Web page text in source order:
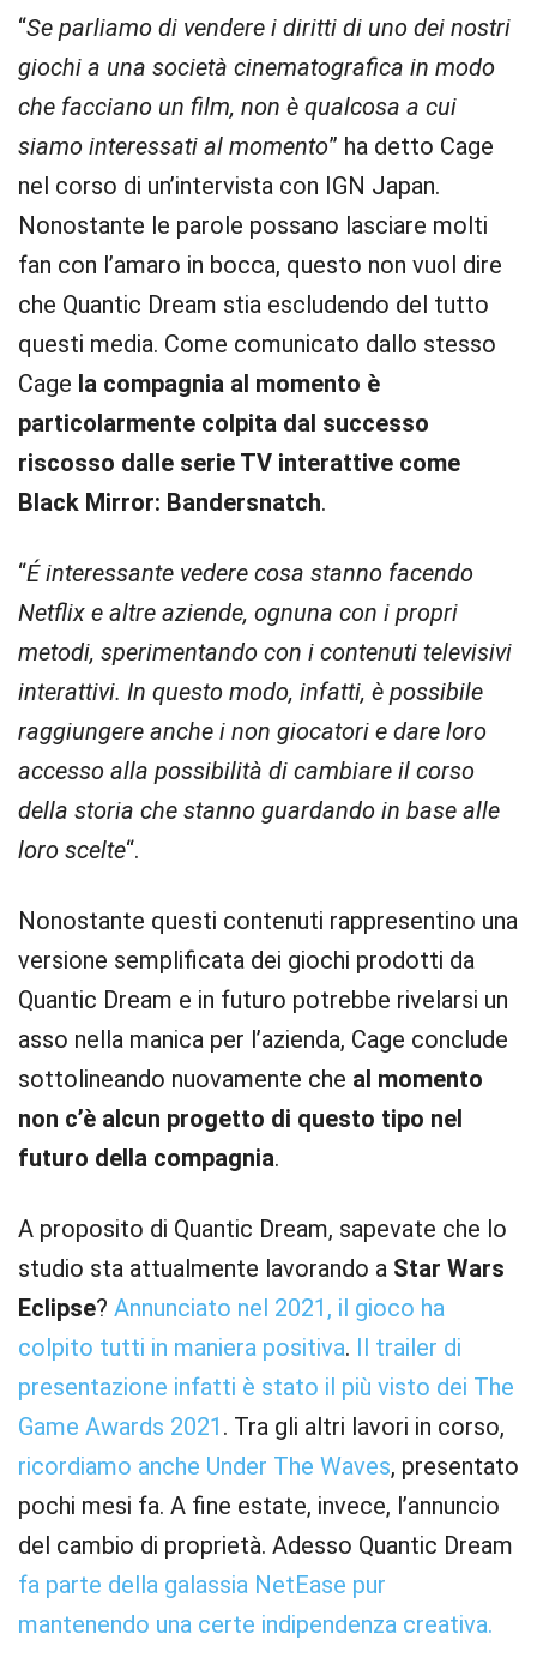
“Se parliamo di vendere i diritti di uno dei nostri
giochi a una società cinematografica in modo
che facciano un film, non è qualcosa a cui
siamo interessati al momento” ha detto Cage
nel corso di un’intervista con IGN Japan.
Nonostante le parole possano lasciare molti
fan con l’amaro in bocca, questo non vuol dire
che Quantic Dream stia escludendo del tutto
questi media. Come comunicato dallo stesso
Cage la compagnia al momento è
particolarmente colpita dal successo
riscosso dalle serie TV interattive come
Black Mirror: Bandersnatch.
“É interessante vedere cosa stanno facendo
Netflix e altre aziende, ognuna con i propri
metodi, sperimentando con i contenuti televisivi
interattivi. In questo modo, infatti, è possibile
raggiungere anche i non giocatori e dare loro
accesso alla possibilità di cambiare il corso
della storia che stanno guardando in base alle
loro scelte“.
Nonostante questi contenuti rappresentino una
versione semplificata dei giochi prodotti da
Quantic Dream e in futuro potrebbe rivelarsi un
asso nella manica per l’azienda, Cage conclude
sottolineando nuovamente che al momento
non c’è alcun progetto di questo tipo nel
futuro della compagnia.
A proposito di Quantic Dream, sapevate che lo
studio sta attualmente lavorando a Star Wars
Eclipse? Annunciato nel 2021, il gioco ha
colpito tutti in maniera positiva. Il trailer di
presentazione infatti è stato il più visto dei The
Game Awards 2021 . Tra gli altri lavori in corso,
ricordiamo anche Under The Waves, presentato
pochi mesi fa. A fine estate, invece, l’annuncio
del cambio di proprietà. Adesso Quantic Dream
fa parte della galassia NetEase pur
mantenendo una certe indipendenza creativa.